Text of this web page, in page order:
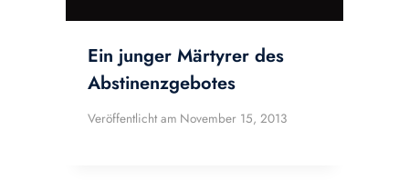
Ein junger Märtyrer des
Abstinenzgebotes
Veröffentlicht am November 15, 2013